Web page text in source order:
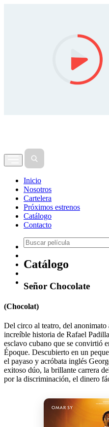
Inicio
Nosotros
Cartelera
Próximos estrenos
Catálogo
Contacto
Catálogo
Señor Chocolate
(Chocolat)
Del circo al teatro, del
increíble historia de Rafael
esclavo cubano que se convirtió
Époque. Descubierto en un
el payaso y acróbata inglés
exitoso dúo, la brillante carrera
por la discriminación, el dinero